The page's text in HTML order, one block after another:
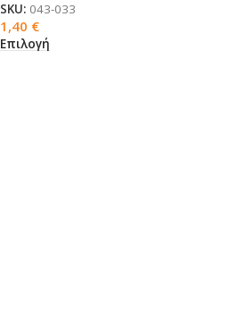
SKU: 043-033
1,40 €
Επιλογή